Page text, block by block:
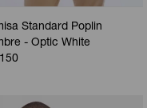
Standard Poplin
- Optic White